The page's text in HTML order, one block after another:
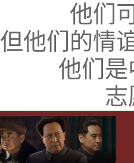
他们
但他们的情
他们